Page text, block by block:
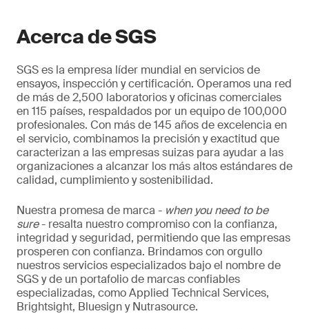
Acerca de SGS
SGS es la empresa líder mundial en servicios de
ensayos, inspección y certificación. Operamos una red
de más de 2,500 laboratorios y oficinas comerciales
en 115 países, respaldados por un equipo de 100,000
profesionales. Con más de 145 años de excelencia en
el servicio, combinamos la precisión y exactitud que
caracterizan a las empresas suizas para ayudar a las
organizaciones a alcanzar los más altos estándares de
calidad, cumplimiento y sostenibilidad.
Nuestra promesa de marca - when you need to be
sure- resalta nuestro compromiso con la confianza,
integridad y seguridad, permitiendo que las empresas
prosperen con confianza. Brindamos con orgullo
nuestros servicios especializados bajo el nombre de
SGS y de un portafolio de marcas confiables
especializadas, como Applied Technical Services,
Brightsight, Bluesign y Nutrasource.